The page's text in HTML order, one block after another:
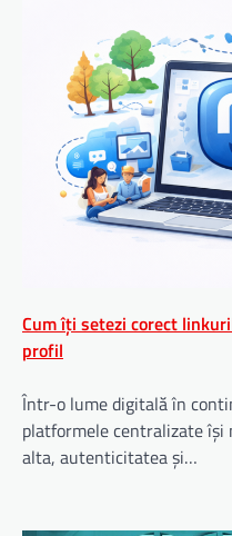
Cum îți setezi corect
profil
Într-o lume digitală în
platformele centralizate își
alta, autenticitatea și…